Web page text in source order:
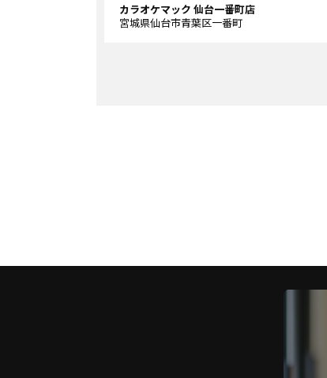
カラオケマック 仙台一番町店
宮城県仙台市青葉区一番町